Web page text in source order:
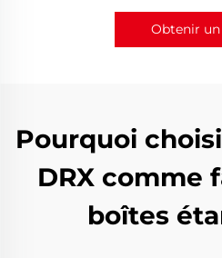
Obtenir
Pourquoi
DRX comme
boîtes